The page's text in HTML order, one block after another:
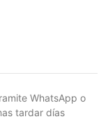
WhatsApp o
tardar días